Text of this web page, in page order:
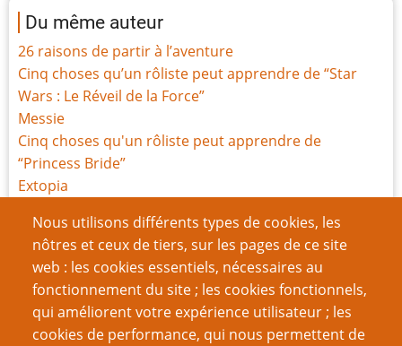
Nous utilisons différents types de cookies, les
nôtres et ceux de tiers, sur les pages de ce site
web : les cookies essentiels, nécessaires au
fonctionnement du site ; les cookies fonctionnels,
qui améliorent votre expérience utilisateur ; les
cookies de performance, qui nous permettent de
Du même auteur
26 raisons de partir à l’aventure
Cinq choses qu’un rôliste peut apprendre de “Star
Wars : Le Réveil de la Force”
Messie
Cinq choses qu'un rôliste peut apprendre de
“Princess Bride”
Extopia
Une sacrée bonne idée : les Feuilles de Savoirs
Critique de My Life with Master
Cinq choses qu’un rôliste peut apprendre de “Orgueil
et Préjugés”
La lutte ou la victoire ?